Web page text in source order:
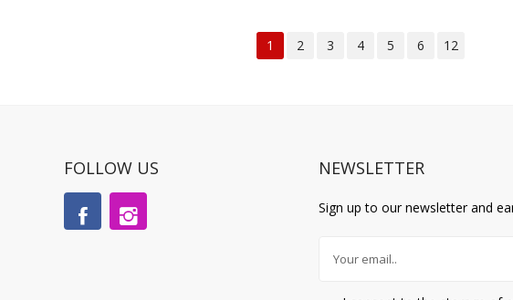
1 2 3 4 5 6 12
FOLLOW US NEWSLETTER
Sign up to our newsletter and